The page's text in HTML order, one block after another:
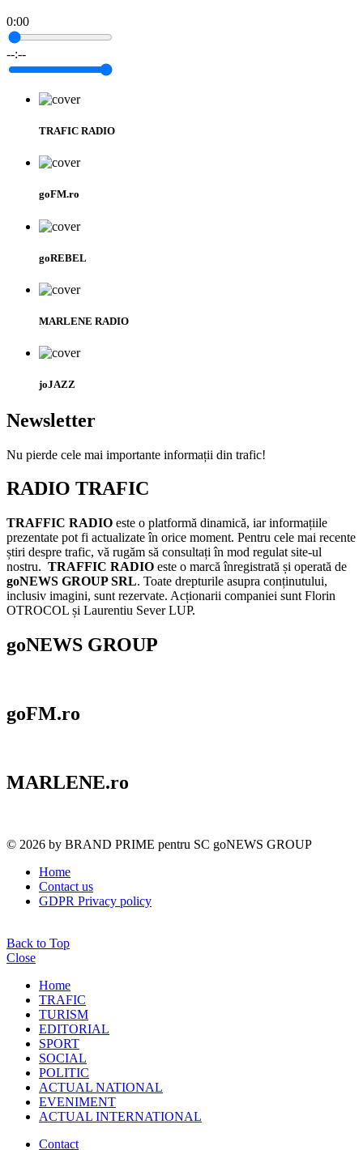
0:00
--:--
TRAFIC RADIO
goFM.ro
goREBEL
MARLENE RADIO
joJAZZ
Newsletter
Nu pierde cele mai importante informații din trafic!
RADIO TRAFIC
TRAFFIC RADIO este o platformă dinamică, iar informațiile
prezentate pot fi actualizate în orice moment. Pentru cele mai recente
știri despre trafic, vă rugăm să consultați în mod regulat site-ul
nostru. TRAFFIC RADIO este o marcă înregistrată și operată de
goNEWS GROUP SRL. Toate drepturile asupra conținutului,
inclusiv imagini, sunt rezervate. Acționarii companiei sunt Florin
OTROCOL și Laurentiu Sever LUP.
goNEWS GROUP
goFM.ro
MARLENE.ro
© 2026 by BRAND PRIME pentru SC goNEWS GROUP
Home
Contact us
GDPR Privacy policy
Back to Top
Close
Home
TRAFIC
TURISM
EDITORIAL
SPORT
SOCIAL
POLITIC
ACTUAL NATIONAL
EVENIMENT
ACTUAL INTERNATIONAL
Contact